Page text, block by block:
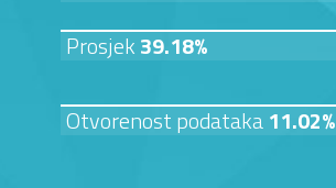
Prosjek39.18%
Otvorenost podataka11.02%